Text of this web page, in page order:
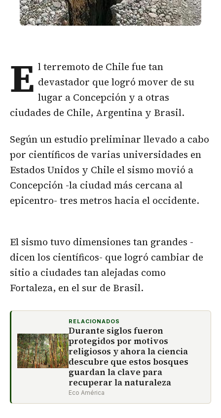
E l terremoto de Chile fue tan
devastador que logró mover de su
lugar a Concepción y a otras
ciudades de Chile, Argentina y Brasil.
Según un estudio preliminar llevado a cabo
por científicos de varias universidades en
Estados Unidos y Chile el sismo movió a
Concepción -la ciudad más cercana al
epicentro- tres metros hacia el occidente.
El sismo tuvo dimensiones tan grandes -
dicen los científicos- que logró cambiar de
sitio a ciudades tan alejadas como
Fortaleza, en el sur de Brasil.
RELACIONADOS
Durante siglos fueron
protegidos por motivos
religiosos y ahora la ciencia
descubre que estos bosques
guardan la clave para
recuperar la naturaleza
Eco América